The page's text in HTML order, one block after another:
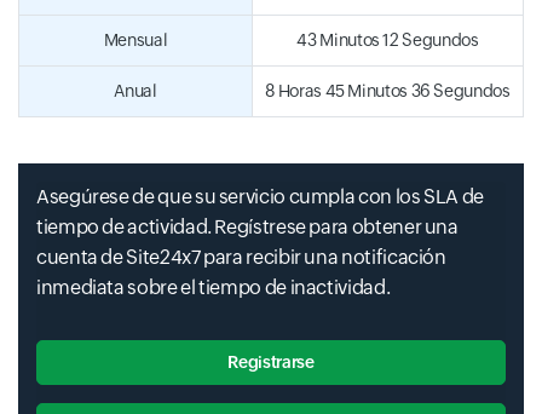
Mensual 43 Minutos 12 Segundos
Anual 8 Horas 45 Minutos 36 Segundos
Asegúrese de que su servicio cumpla con los SLA de
tiempo de actividad. Regístrese para obtener una
cuenta de Site24x7 para recibir una notificación
inmediata sobre el tiempo de inactividad.
Registrarse